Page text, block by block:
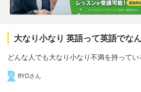
大なり小なり 英語って英語でな
どんな人でも大なり小なり不満を持ってい
RYOさん